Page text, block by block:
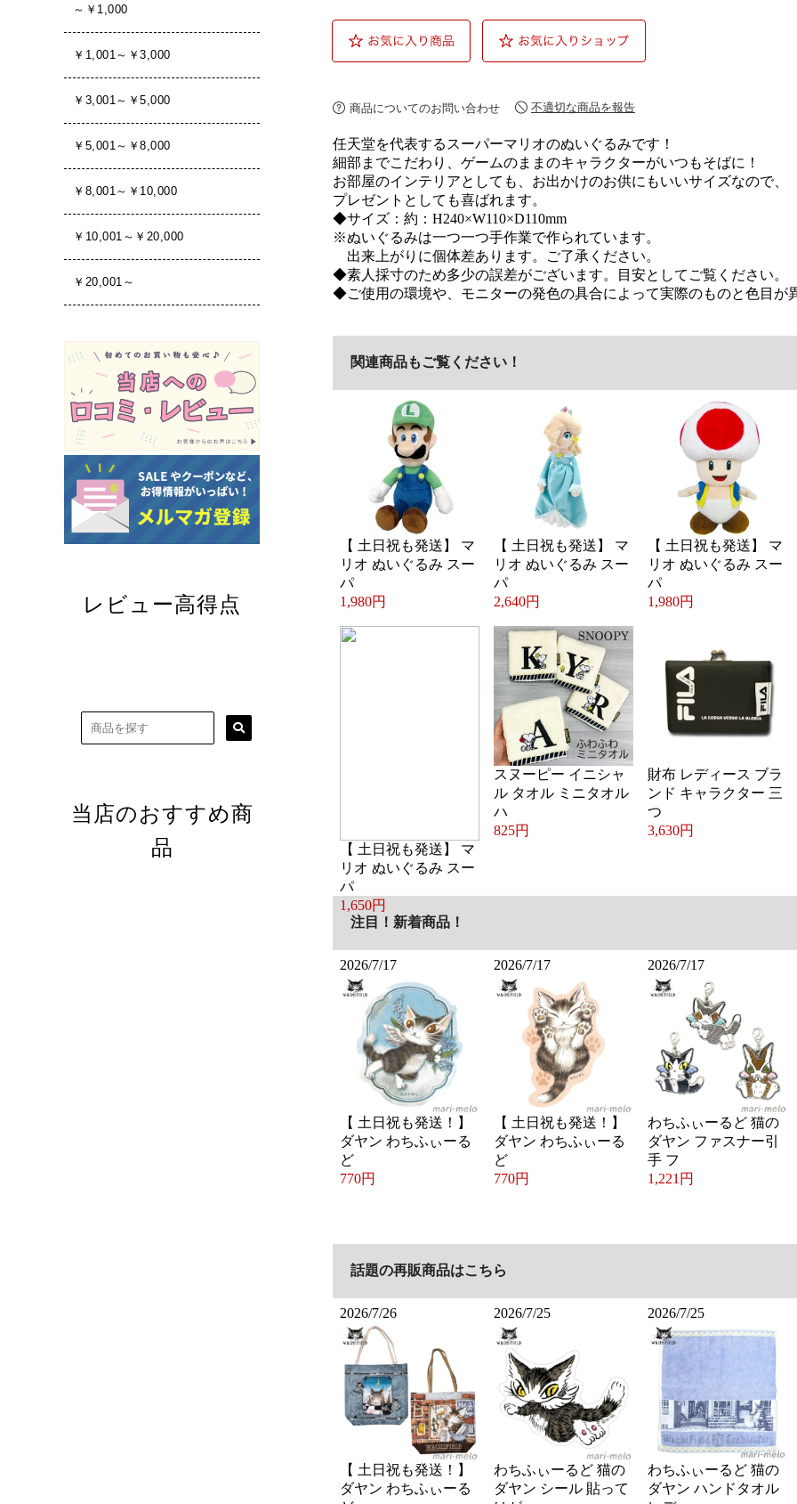
商品についてのお問い合わせ 不適切な商品を報告
任天堂を代表するスーパーマリオのぬいぐるみです！
細部までこだわり、ゲームのままのキャラクターがいつもそばに！
お部屋のインテリアとしても、お出かけのお供にもいいサイズなので、
プレゼントとしても喜ばれます。
◆サイズ：約：H240×W110×D110mm
※ぬいぐるみは一つ一つ手作業で作られています。
出来上がりに個体差あります。ご了承ください。
◆素人採寸のため多少の誤差がございます。目安としてご覧ください。
◆ご使用の環境や、モニターの発色の具合によって実際のものと色目が
関連商品もご覧ください！
【 土日祝も発送】 マ
リオ ぬいぐるみ スー
パ
1,980円
【 土日祝も発送】 マ
リオ ぬいぐるみ スー
パ
2,640円
【 土日祝も発送】 マ
リオ ぬいぐるみ スー
パ
1,980円
【 土日祝も発送】 マ
リオ ぬいぐるみ スー
パ
1,650円
スヌーピー イニシャ
ル タオル ミニタオル
ハ
825円
財布 レディース ブラ
ンド キャラクター 三
つ
3,630円
注目！新着商品！
2026/7/17
【 土日祝も発送！】
ダヤン わちふぃーる
ど
770円
2026/7/17
【 土日祝も発送！】
ダヤン わちふぃーる
ど
770円
2026/7/17
わちふぃーるど 猫の
ダヤン ファスナー引
手 フ
1,221円
話題の再販商品はこちら
2026/7/26
【 土日祝も発送！】
ダヤン わちふぃーる
2026/7/25
わちふぃーるど 猫の
ダヤン シール 貼って
2026/7/25
わちふぃーるど 猫の
ダヤン ハンドタオル